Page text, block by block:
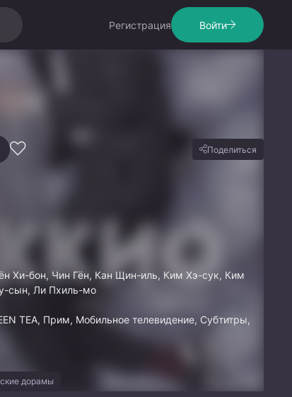
Регистрация Войти
Поделиться
Хи-бон, Чин Гён, Кан Щин-иль, Ким Хэ-сук, Ким
сын, Ли Пхиль-мо
TEA, Прим, Мобильное телевидение, Субтитры,
дорамы